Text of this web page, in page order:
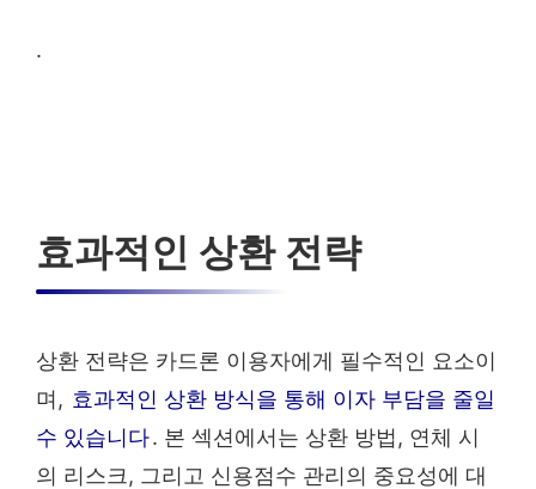
.
효과적인 상환 전략
상환 전략은 카드론 이용자에게 필수적인 요소이
며, 효과적인 상환 방식을 통해 이자 부담을 줄일
수 있습니다. 본 섹션에서는 상환 방법, 연체 시
의 리스크, 그리고 신용점수 관리의 중요성에 대